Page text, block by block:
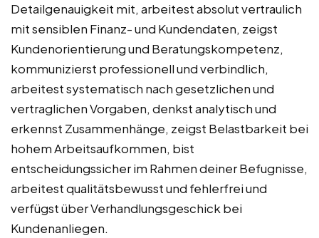
Detailgenauigkeit mit, arbeitest absolut vertraulich
mit sensiblen Finanz- und Kundendaten, zeigst
Kundenorientierung und Beratungskompetenz,
kommunizierst professionell und verbindlich,
arbeitest systematisch nach gesetzlichen und
vertraglichen Vorgaben, denkst analytisch und
erkennst Zusammenhänge, zeigst Belastbarkeit bei
hohem Arbeitsaufkommen, bist
entscheidungssicher im Rahmen deiner Befugnisse,
arbeitest qualitätsbewusst und fehlerfrei und
verfügst über Verhandlungsgeschick bei
Kundenanliegen.